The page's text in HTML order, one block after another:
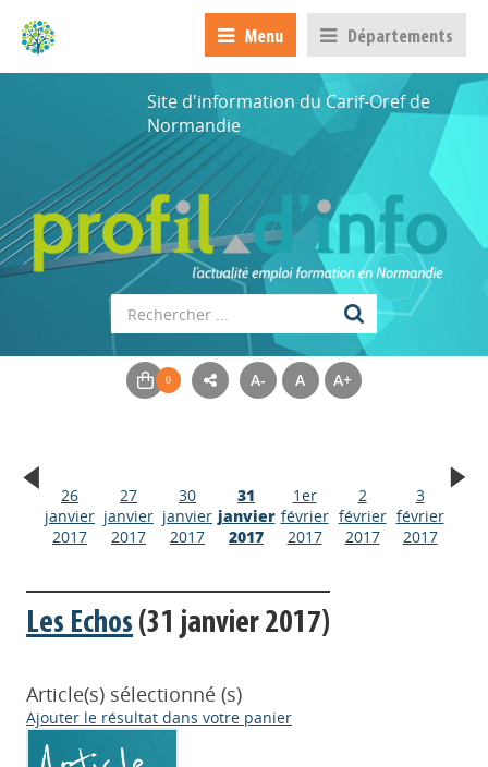
Menu Départements
Site d'information du Carif-Oref de
Normandie
A- A A+
26
janvier
2017
27
janvier
2017
30
janvier
2017
31
janvier
2017
1er
février
2017
2
février
2017
3
février
2017
Les Echos (31 janvier 2017)
Article(s) sélectionné (s)
Ajouter le résultat dans votre panier